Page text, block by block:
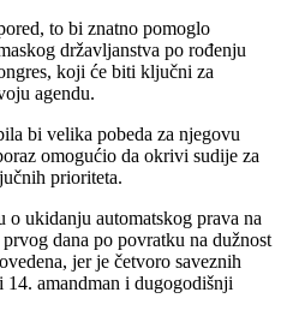
to bi znatno pomoglo
državljanstva po rođenju
koji će biti ključni za
agendu.
bi velika pobeda za njegovu
omogućio da okrivi sudije za
prioriteta.
o ukidanju automatskog prava na
dana po povratku na dužnost
jer je četvoro saveznih
14. amandman i dugogodišnji